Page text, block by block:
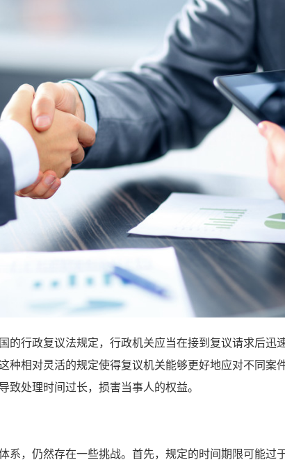
行政复议法规定，行政机关应当在接到复议请求后迅
种相对灵活的规定使得复议机关能够更好地应对不同案
致处理时间过长，损害当事人的权益。
，仍然存在一些挑战。首先，规定的时间期限可能过